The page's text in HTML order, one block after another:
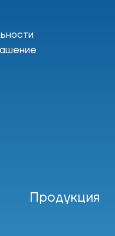
Продукция